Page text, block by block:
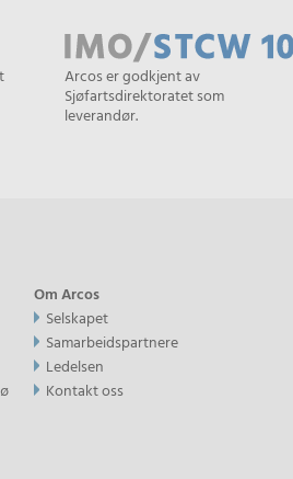
Arcos er godkjent av
Sjøfartsdirektoratet som
leverandør.
Om Arcos
Selskapet
Samarbeidspartnere
Ledelsen
Kontakt oss